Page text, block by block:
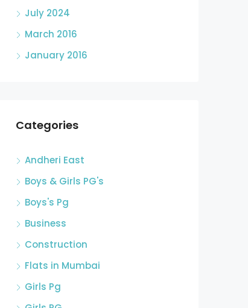
July 2024
March 2016
January 2016
Categories
Andheri East
Boys & Girls PG's
Boys's Pg
Business
Construction
Flats in Mumbai
Girls Pg